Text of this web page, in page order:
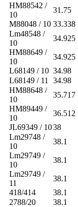
HM88542 /
10
31.75
M88048 / 10 33.338
Lm48548 /
10
34.925
HM88649 /
10
34.925
L68149 / 10 34.98
L68149 / 11
34.98
HM88648 /
10
35.717
HM89449 /
10
36.512
JL69349 / 1038
Lm29748 /
10
38.1
Lm29749 /
10
38.1
Lm29749 /
11
38.1
418/414
38.1
2788/20
38.1